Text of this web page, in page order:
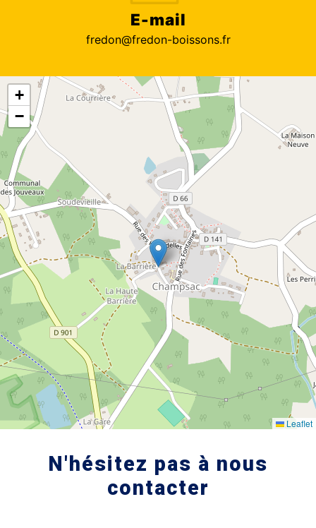
E-mail
fredon@fredon-boissons.fr
+
−
Leaflet
N'hésitez pas à nous
contacter